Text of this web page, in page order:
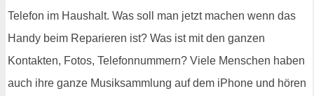
Telefon im Haushalt. Was soll man jetzt machen wenn das
Handy beim Reparieren ist? Was ist mit den ganzen
Kontakten, Fotos, Telefonnummern? Viele Menschen haben
auch ihre ganze Musiksammlung auf dem iPhone und hören